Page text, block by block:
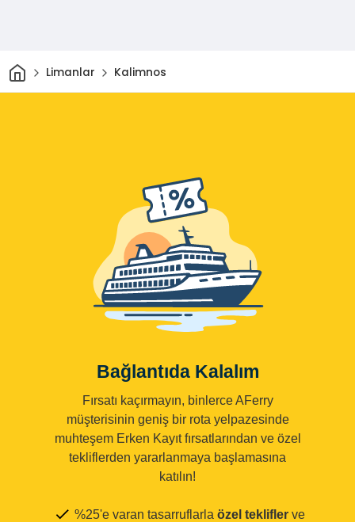
Ev Limanlar Kalimnos
Bağlantıda Kalalım
Fırsatı kaçırmayın, binlerce AFerry
müşterisinin geniş bir rota yelpazesinde
muhteşem Erken Kayıt fırsatlarından ve özel
tekliflerden yararlanmaya başlamasına
katılın!
%25'e varan tasarruflarla özel teklifler ve